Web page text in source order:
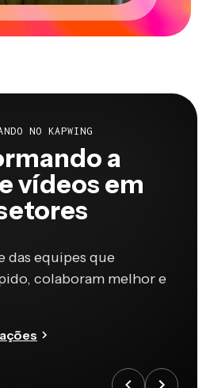
NO KAPWING
a
vídeos em
das equipes que
colaboram melhor e